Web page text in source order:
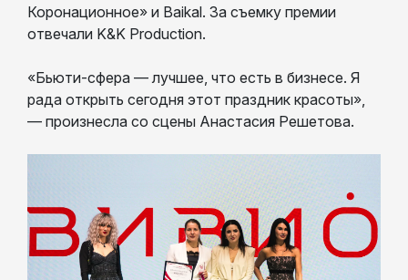
Коронационное» и Baikal. За съемку премии
отвечали K&K Production.
«Бьюти-сфера — лучшее, что есть в бизнесе. Я
рада открыть сегодня этот праздник красоты»,
— произнесла со сцены Анастасия Решетова.